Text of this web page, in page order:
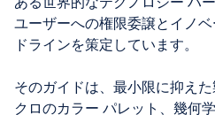
ユーザーへの権限委譲とイノ
ドラインを策定しています。
そのガイドは、最小限に抑え
クロのカラー パレット、幾何